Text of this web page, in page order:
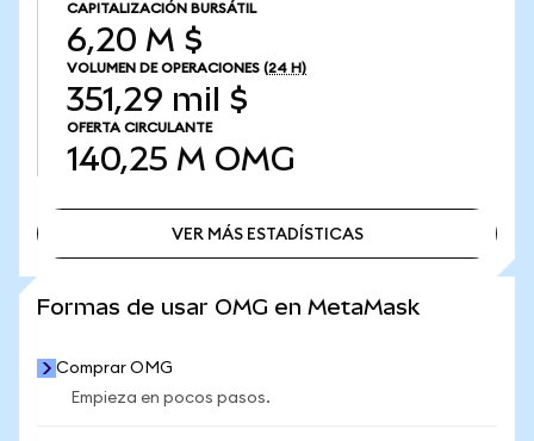
CAPITALIZACIÓN BURSÁTIL
6,20 M $
VOLUMEN DE OPERACIONES (24 H)
351,29 mil $
OFERTA CIRCULANTE
140,25 M OMG
VER MÁS ESTADÍSTICAS
Formas de usar OMG en MetaMask
Comprar OMG
Empieza en pocos pasos.